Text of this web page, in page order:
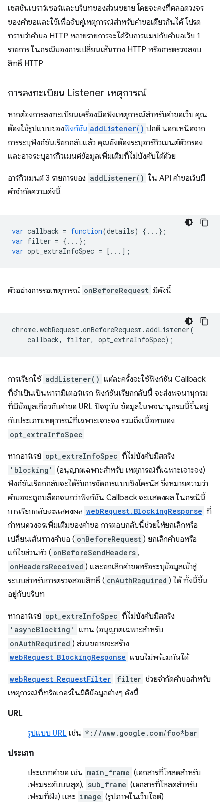
เซสชันเบราว์เซอร์และบริบทของส่วนขยาย โดยจะคงที่ตลอดวงจร
ของคำขอและใช้เพื่อจับคู่เหตุการณ์สำหรับคำขอเดียวกันได้ โปรด
ทราบว่าคำขอ HTTP หลายรายการจะได้รับการแมปกับคำขอเว็บ 1
รายการ ในกรณีของการเปลี่ยนเส้นทาง HTTP หรือการตรวจสอบ
สิทธิ์ HTTP
การลงทะเบียน Listener เหตุการณ์
หากต้องการลงทะเบียนเครื่องมือฟังเหตุการณ์สำหรับคำขอเว็บ คุณ
ต้องใช้รูปแบบของฟังก์ชัน addListener() ปกติ นอกเหนือจาก
การระบุฟังก์ชันเรียกกลับแล้ว คุณยังต้องระบุอาร์กิวเมนต์ตัวกรอง
และอาจระบุอาร์กิวเมนต์ข้อมูลเพิ่มเติมที่ไม่บังคับได้ด้วย
อาร์กิวเมนต์ 3 รายการของ addListener() ใน API คำขอเว็บมี
คำจำกัดความดังนี้
var callback = function(details)
{...};
var filter = {...};
var opt_extraInfoSpec = [...];
ตัวอย่างการรอเหตุการณ์ onBeforeRequest มีดังนี้
chrome.webRequest.onBeforeRequest.addListener(
callback, filter, opt_extraInfoSpec);
การเรียกใช้ addListener() แต่ละครั้งจะใช้ฟังก์ชัน Callback
ที่จำเป็นเป็นพารามิเตอร์แรก ฟังก์ชันเรียกกลับนี้ จะส่งพจนานุกรม
ที่มีข้อมูลเกี่ยวกับคำขอ URL ปัจจุบัน ข้อมูลในพจนานุกรมนี้ขึ้นอยู่
กับประเภทเหตุการณ์ที่เฉพาะเจาะจง รวมถึงเนื้อหาของ
opt_extraInfoSpec
หากอาร์เรย์ opt_extraInfoSpec ที่ไม่บังคับมีสตริง
'blocking'
(อนุญาตเฉพาะสำหรับ เหตุการณ์ที่เฉพาะเจาะจง)
ฟังก์ชันเรียกกลับจะได้รับการจัดการแบบซิงโครนัส ซึ่งหมายความว่า
คำขอจะถูกบล็อกจนกว่าฟังก์ชัน Callback จะแสดงผล ในกรณีนี้
การเรียกกลับจะแสดงผล webRequest.BlockingResponse ที่
กำหนดวงจรเพิ่มเติมของคำขอ การตอบกลับนี้ช่วยให้ยกเลิกหรือ
เปลี่ยนเส้นทางคำขอ ( onBeforeRequest ) ยกเลิกคำขอหรือ
แก้ไขส่วนหัว ( onBeforeSendHeaders ,
onHeadersReceived ) และยกเลิกคำขอหรือระบุข้อมูลเข้าสู่
ระบบสำหรับการตรวจสอบสิทธิ์ ( onAuthRequired ) ได้ ทั้งนี้ขึ้น
อยู่กับบริบท
หากอาร์เรย์ opt_extraInfoSpec ที่ไม่บังคับมีสตริง
'asyncBlocking' แทน (อนุญาตเฉพาะสำหรับ
onAuthRequired ) ส่วนขยายจะสร้าง
webRequest.BlockingResponse แบบไม่พร้อมกันได้
webRequest.RequestFilter filter ช่วยจำกัดคำขอสำหรับ
เหตุการณ์ที่ทริกเกอร์ในมิติข้อมูลต่างๆ ดังนี้
URL
รูปแบบ URL เช่น *://www.google.com/foo*bar
ประเภท
ประเภทคำขอ เช่น main_frame (เอกสารที่โหลดสำหรับ
เฟรมระดับบนสุด), sub_frame (เอกสารที่โหลดสำหรับ
เฟรมที่ฝัง) และ image (รูปภาพในเว็บไซต์)